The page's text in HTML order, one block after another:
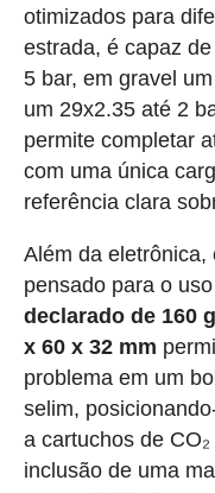
otimizados para
estrada, é capaz
5 bar, em gravel
um 29x2.35 até 2
permite completar
com uma única
referência clara
Além da eletrônica,
pensado para o
declarado de 160
x 60 x 32 mm
problema em um
selim,
a cartuchos de
inclusão de uma